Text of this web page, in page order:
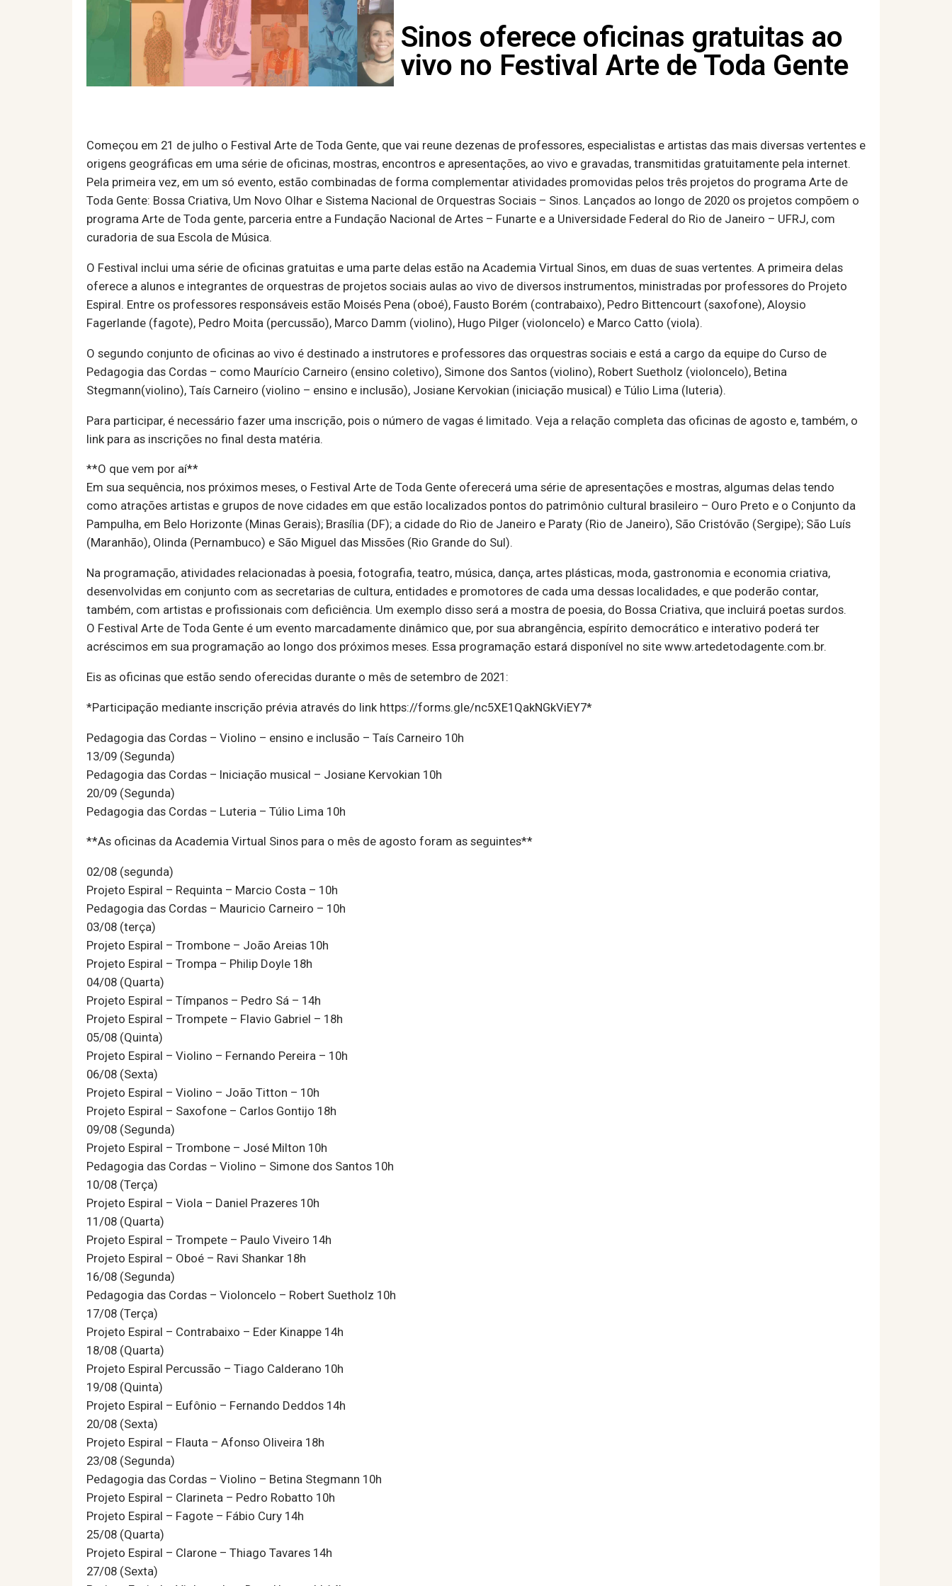
Sinos oferece oficinas gratuitas ao
vivo no Festival Arte de Toda Gente
Começou em 21 de julho o Festival Arte de Toda Gente, que vai reune dezenas de professores, especialistas e artistas das mais diversas vertentes e
origens geográficas em uma série de oficinas, mostras, encontros e apresentações, ao vivo e gravadas, transmitidas gratuitamente pela internet.
Pela primeira vez, em um só evento, estão combinadas de forma complementar atividades promovidas pelos três projetos do programa Arte de
Toda Gente: Bossa Criativa, Um Novo Olhar e Sistema Nacional de Orquestras Sociais – Sinos. Lançados ao longo de 2020 os projetos compõem o
programa Arte de Toda gente, parceria entre a Fundação Nacional de Artes – Funarte e a Universidade Federal do Rio de Janeiro – UFRJ, com
curadoria de sua Escola de Música.
O Festival inclui uma série de oficinas gratuitas e uma parte delas estão na Academia Virtual Sinos, em duas de suas vertentes. A primeira delas
oferece a alunos e integrantes de orquestras de projetos sociais aulas ao vivo de diversos instrumentos, ministradas por professores do Projeto
Espiral. Entre os professores responsáveis estão Moisés Pena (oboé), Fausto Borém (contrabaixo), Pedro Bittencourt (saxofone), Aloysio
Fagerlande (fagote), Pedro Moita (percussão), Marco Damm (violino), Hugo Pilger (violoncelo) e Marco Catto (viola).
O segundo conjunto de oficinas ao vivo é destinado a instrutores e professores das orquestras sociais e está a cargo da equipe do Curso de
Pedagogia das Cordas – como Maurício Carneiro (ensino coletivo), Simone dos Santos (violino), Robert Suetholz (violoncelo), Betina
Stegmann(violino), Taís Carneiro (violino – ensino e inclusão), Josiane Kervokian (iniciação musical) e Túlio Lima (luteria).
Para participar, é necessário fazer uma inscrição, pois o número de vagas é limitado. Veja a relação completa das oficinas de agosto e, também, o
link para as inscrições no final desta matéria.
**O que vem por aí**
Em sua sequência, nos próximos meses, o Festival Arte de Toda Gente oferecerá uma série de apresentações e mostras, algumas delas tendo
como atrações artistas e grupos de nove cidades em que estão localizados pontos do patrimônio cultural brasileiro – Ouro Preto e o Conjunto da
Pampulha, em Belo Horizonte (Minas Gerais); Brasília (DF); a cidade do Rio de Janeiro e Paraty (Rio de Janeiro), São Cristóvão (Sergipe); São Luís
(Maranhão), Olinda (Pernambuco) e São Miguel das Missões (Rio Grande do Sul).
Na programação, atividades relacionadas à poesia, fotografia, teatro, música, dança, artes plásticas, moda, gastronomia e economia criativa,
desenvolvidas em conjunto com as secretarias de cultura, entidades e promotores de cada uma dessas localidades, e que poderão contar,
também, com artistas e profissionais com deficiência. Um exemplo disso será a mostra de poesia, do Bossa Criativa, que incluirá poetas surdos.
O Festival Arte de Toda Gente é um evento marcadamente dinâmico que, por sua abrangência, espírito democrático e interativo poderá ter
acréscimos em sua programação ao longo dos próximos meses. Essa programação estará disponível no site www.artedetodagente.com.br.
Eis as oficinas que estão sendo oferecidas durante o mês de setembro de 2021:
*Participação mediante inscrição prévia através do link https://forms.gle/nc5XE1QakNGkViEY7*
Pedagogia das Cordas – Violino – ensino e inclusão – Taís Carneiro 10h
13/09 (Segunda)
Pedagogia das Cordas – Iniciação musical – Josiane Kervokian 10h
20/09 (Segunda)
Pedagogia das Cordas – Luteria – Túlio Lima 10h
**As oficinas da Academia Virtual Sinos para o mês de agosto foram as seguintes**
02/08 (segunda)
Projeto Espiral – Requinta – Marcio Costa – 10h
Pedagogia das Cordas – Mauricio Carneiro – 10h
03/08 (terça)
Projeto Espiral – Trombone – João Areias 10h
Projeto Espiral – Trompa – Philip Doyle 18h
04/08 (Quarta)
Projeto Espiral – Tímpanos – Pedro Sá – 14h
Projeto Espiral – Trompete – Flavio Gabriel – 18h
05/08 (Quinta)
Projeto Espiral – Violino – Fernando Pereira – 10h
06/08 (Sexta)
Projeto Espiral – Violino – João Titton – 10h
Projeto Espiral – Saxofone – Carlos Gontijo 18h
09/08 (Segunda)
Projeto Espiral – Trombone – José Milton 10h
Pedagogia das Cordas – Violino – Simone dos Santos 10h
10/08 (Terça)
Projeto Espiral – Viola – Daniel Prazeres 10h
11/08 (Quarta)
Projeto Espiral – Trompete – Paulo Viveiro 14h
Projeto Espiral – Oboé – Ravi Shankar 18h
16/08 (Segunda)
Pedagogia das Cordas – Violoncelo – Robert Suetholz 10h
17/08 (Terça)
Projeto Espiral – Contrabaixo – Eder Kinappe 14h
18/08 (Quarta)
Projeto Espiral Percussão – Tiago Calderano 10h
19/08 (Quinta)
Projeto Espiral – Eufônio – Fernando Deddos 14h
20/08 (Sexta)
Projeto Espiral – Flauta – Afonso Oliveira 18h
23/08 (Segunda)
Pedagogia das Cordas – Violino – Betina Stegmann 10h
Projeto Espiral – Clarineta – Pedro Robatto 10h
Projeto Espiral – Fagote – Fábio Cury 14h
25/08 (Quarta)
Projeto Espiral – Clarone – Thiago Tavares 14h
27/08 (Sexta)